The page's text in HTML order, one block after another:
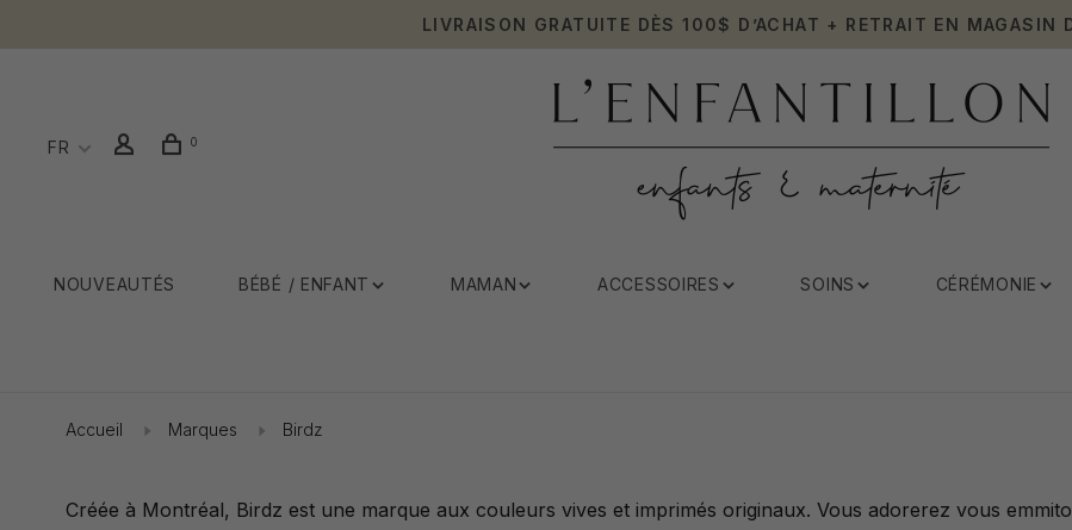
LIVRAISON GRATUITE DÈS 100$ D’ACHAT + RETRAIT EN MAGASIN
FR 0
NOUVEAUTÉS BÉBÉ / ENFANT MAMAN ACCESSOIRES SOINS CÉRÉMONIE
Accueil Marques Birdz
Créée à Montréal, Birdz est une marque aux couleurs vives et imprimés originaux. Vous adorerez vous